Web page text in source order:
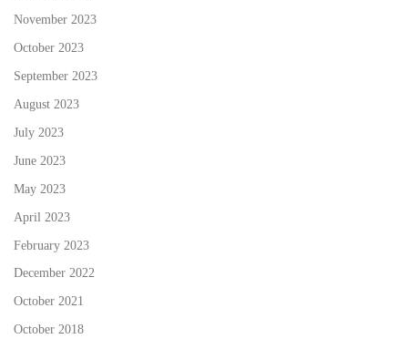
November 2023
October 2023
September 2023
August 2023
July 2023
June 2023
May 2023
April 2023
February 2023
December 2022
October 2021
October 2018